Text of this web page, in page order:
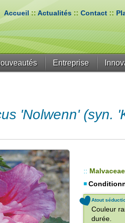
Accueil::Actualités :: Contact ::
Entreprise
'Nolwenn' (syn.
:: Malvaceae
Atout
Couleur
durée.